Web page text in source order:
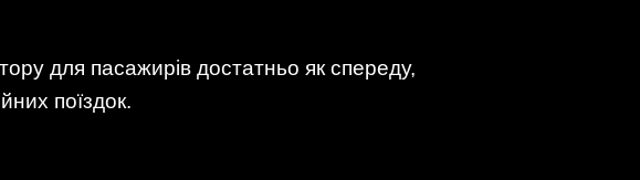
для пасажирів достатньо як спереду,
поїздок.